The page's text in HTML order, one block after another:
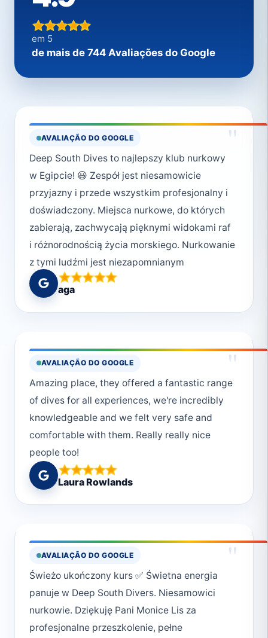
em 5
de mais de 744 Avaliações do Google
AVALIAÇÃO DO GOOGLE "
Deep South Dives to najlepszy klub nurkowy
w Egipcie! 😃 Zespół jest niesamowicie
przyjazny i przede wszystkim profesjonalny i
doświadczony. Miejsca nurkowe, do których
zabierają, zachwycają pięknymi widokami raf
i różnorodnością życia morskiego. Nurkowanie
z tymi ludźmi jest niezapomnianym
przeżyciem, które polecam każdemu
wybierającemu się do Marsa Alam. Do
zobaczenia 😄
aga
AVALIAÇÃO DO GOOGLE "
Amazing place, they offered a fantastic range
of dives for all experiences, we're incredibly
knowledgeable and we felt very safe and
comfortable with them. Really really nice
people too!
Laura Rowlands
AVALIAÇÃO DO GOOGLE "
Świeżo ukończony kurs ✅ Świetna energia
panuje w Deep South Divers. Niesamowici
nurkowie. Dziękuję Pani Monice Lis za
profesjonalne przeszkolenie, pełne